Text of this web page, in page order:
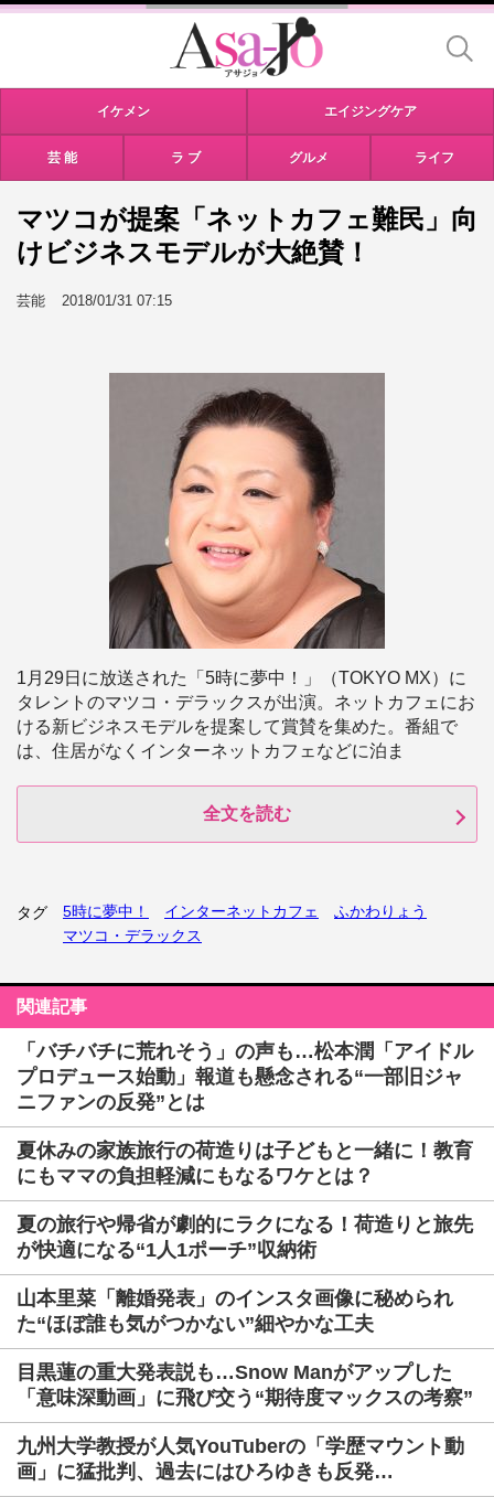
イケメン エイジングケア
芸 能 ラ ブ グルメ ライフ
マツコが提案「ネットカフェ難民」向
けビジネスモデルが大絶賛！
芸能 2018/01/31 07:15
1月29日に放送された「5時に夢中！」（TOKYO MX）に
タレントのマツコ・デラックスが出演。ネットカフェにお
ける新ビジネスモデルを提案して賞賛を集めた。番組で
は、住居がなくインターネットカフェなどに泊ま
全文を読む
タグ 5時に夢中！ インターネットカフェ
ふかわりょう
マツコ・デラックス
関連記事
「バチバチに荒れそう」の声も…松本潤「アイドル
プロデュース始動」報道も懸念される“一部旧ジャ
ニファンの反発”とは
夏休みの家族旅行の荷造りは子どもと一緒に！教育
にもママの負担軽減にもなるワケとは？
夏の旅行や帰省が劇的にラクになる！荷造りと旅先
が快適になる“1人1ポーチ”収納術
山本里菜「離婚発表」のインスタ画像に秘められ
た“ほぼ誰も気がつかない”細やかな工夫
目黒蓮の重大発表説も…Snow Manがアップした
「意味深動画」に飛び交う“期待度マックスの考察”
九州大学教授が人気YouTuberの「学歴マウント動
画」に猛批判、過去にはひろゆきも反発…